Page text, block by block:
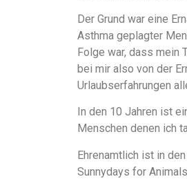
Der Grund war eine
Asthma geplagter
Folge war, dass mein
bei mir also von der
Urlaubserfahrungen
In den 10 Jahren ist
Menschen denen ich
Ehrenamtlich ist in
Sunnydays for